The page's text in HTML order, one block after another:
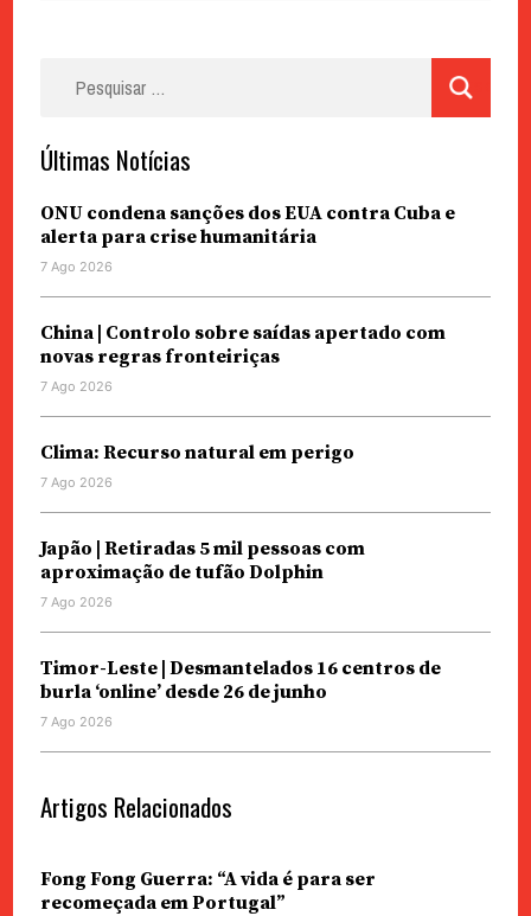
Últimas Notícias
ONU condena sanções dos EUA contra Cuba e
alerta para crise humanitária
7 Ago 2026
China | Controlo sobre saídas apertado com
novas regras fronteiriças
7 Ago 2026
Clima: Recurso natural em perigo
7 Ago 2026
Japão | Retiradas 5 mil pessoas com
aproximação de tufão Dolphin
7 Ago 2026
Timor-Leste | Desmantelados 16 centros de
burla ‘online’ desde 26 de junho
7 Ago 2026
Artigos Relacionados
Fong Fong Guerra: “A vida é para ser
recomeçada em Portugal”